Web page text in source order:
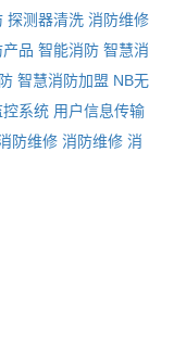
探测器清洗 消防维修
品 智能消防 智慧消
智慧消防加盟 NB无
控系统 用户信息传输
防维修 消防维修 消